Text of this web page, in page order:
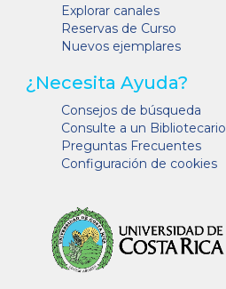
Explorar canales
Reservas de Curso
Nuevos ejemplares
¿Necesita Ayuda?
Consejos de búsqueda
Consulte a un Bibliotecario
Preguntas Frecuentes
Configuración de cookies